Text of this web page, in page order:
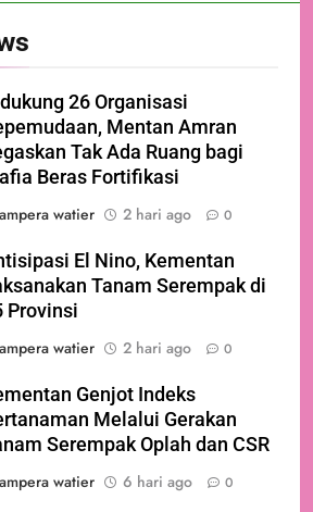
26 Organisasi
Mentan Amran
Tak Ada Ruang bagi
Beras Fortifikasi
ampera watier
2 hari ago 0
El Nino, Kementan
Tanam Serempak di
Provinsi
ampera watier
2 hari ago 0
Genjot Indeks
Melalui Gerakan
Serempak Oplah dan CSR
ampera watier
6 hari ago 0